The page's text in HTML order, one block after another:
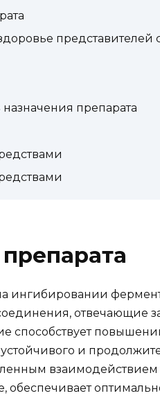
представителей
назначения препарата
ингибировании
отвечающие
способствует
и
обеспечивает